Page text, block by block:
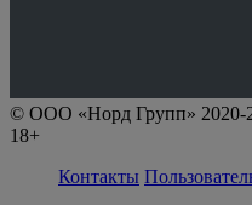
© ООО «Норд Групп» 2020-
18+
Контакты